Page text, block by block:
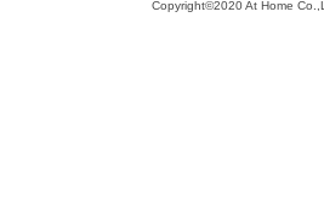
Copyright©2020 At Home